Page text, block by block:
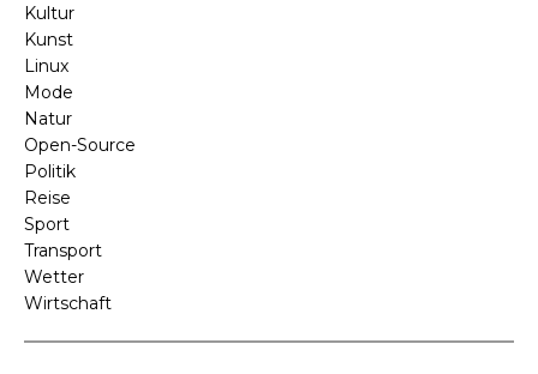
Kultur
Kunst
Linux
Mode
Natur
Open-Source
Politik
Reise
Sport
Transport
Wetter
Wirtschaft